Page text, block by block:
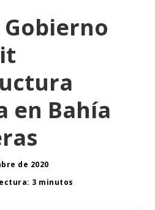
en Bahía
de 2020
3 minutos